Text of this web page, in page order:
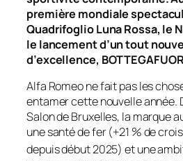
première mondiale
Quadrifoglio Luna Rossa, le
le lancement d’un tout
d’excellence,
Alfa Romeo ne fait pas les
entamer cette nouvelle année.
Salon de Bruxelles, la marque
une santé de fer (+21 % de
depuis début 2025) et une